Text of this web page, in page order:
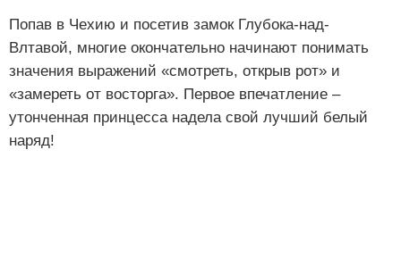
Попав в Чехию и посетив замок Глубока-над-
Влтавой, многие окончательно начинают понимать
значения выражений «смотреть, открыв рот» и
«замереть от восторга». Первое впечатление –
утонченная принцесса надела свой лучший белый
наряд!